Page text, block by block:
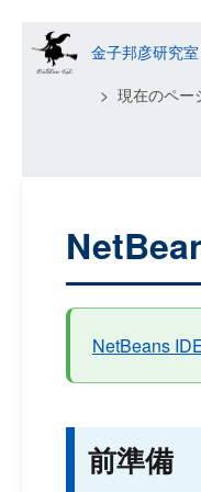
金子邦彦研究室
現在のペー
NetBeans
前準備